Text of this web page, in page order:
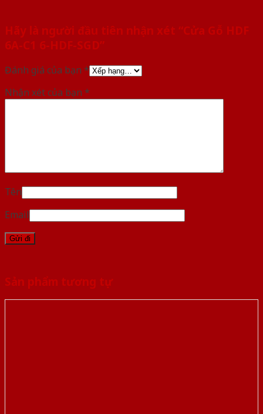
Hãy là người đầu tiên nhận xét “Cửa Gỗ HDF
6A-C1 6-HDF-SGD”
Đánh giá của bạn *
Nhận xét của bạn *
Tên
Email
Sản phẩm tương tự